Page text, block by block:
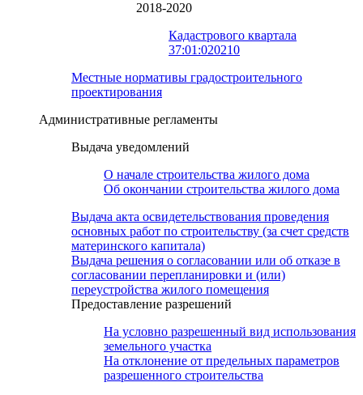
2018-2020
Кадастрового квартала
37:01:020210
Местные нормативы градостроительного
проектирования
Административные регламенты
Выдача уведомлений
О начале строительства жилого дома
Об окончании строительства жилого дома
Выдача акта освидетельствования проведения
основных работ по строительству (за счет средств
материнского капитала)
Выдача решения о согласовании или об отказе в
согласовании перепланировки и (или)
переустройства жилого помещения
Предоставление разрешений
На условно разрешенный вид использования
земельного участка
На отклонение от предельных параметров
разрешенного строительства